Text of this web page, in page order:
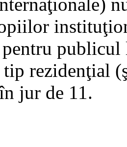
publicul
rezidenţial
jur de 11.